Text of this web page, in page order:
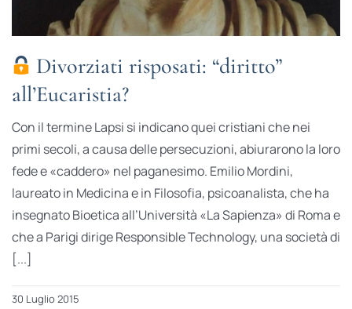
Divorziati risposati: “diritto”
all’Eucaristia?
Con il termine Lapsi si indicano quei cristiani che nei
primi secoli, a causa delle persecuzioni, abiurarono la loro
fede e «caddero» nel paganesimo. Emilio Mordini,
laureato in Medicina e in Filosofia, psicoanalista, che ha
insegnato Bioetica all’Università «La Sapienza» di Roma e
che a Parigi dirige Responsible Technology, una società di
[...]
30 Luglio 2015